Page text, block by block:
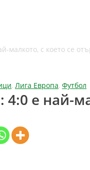
малкото, с което се
, Лига Европа, Футбол
4:0 е най-